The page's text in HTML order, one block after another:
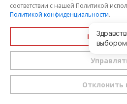
Антресоль 600мм Николь 25.2
Цена
соответствии с нашей Политикой
Политикой конфиденциальности.
Принять
Отклонить